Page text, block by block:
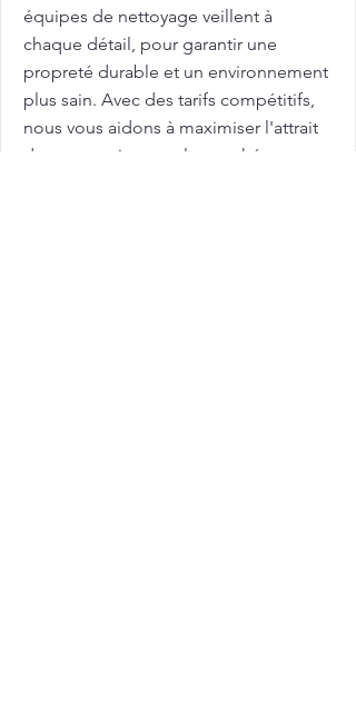
équipes de nettoyage veillent à
chaque détail, pour garantir une
propreté durable et un environnement
plus sain. Avec des tarifs compétitifs,
nous vous aidons à maximiser l'attrait
de votre maison sur le marché